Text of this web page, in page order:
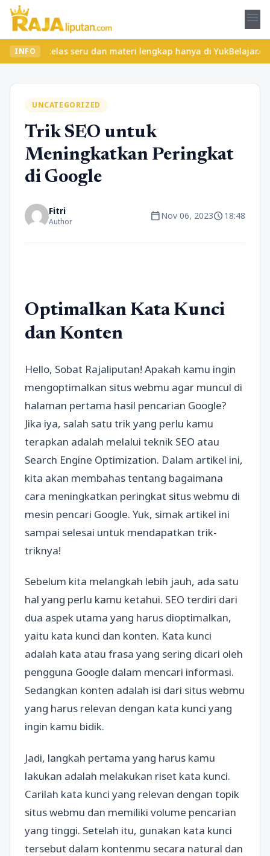
menu
INFOseru dan materi lengkap hanya di YukBelajar.com.
UNCATEGORIZED
Trik SEO untuk
Meningkatkan Peringkat
di Google
Fitri
Author calendar_todayNov 06, 2023schedule18:48
Optimalkan Kata Kunci
dan Konten
Hello, Sobat Rajaliputan! Apakah kamu ingin
mengoptimalkan situs webmu agar muncul di
halaman pertama hasil pencarian Google?
Jika iya, salah satu trik yang perlu kamu
terapkan adalah melalui teknik SEO atau
Search Engine Optimization. Dalam artikel ini,
kita akan membahas tentang bagaimana
cara meningkatkan peringkat situs webmu di
mesin pencari Google. Yuk, simak artikel ini
sampai selesai untuk mendapatkan trik-
triknya!
Sebelum kita melangkah lebih jauh, ada satu
hal yang perlu kamu ketahui. SEO terdiri dari
dua aspek utama yang harus dioptimalkan,
yaitu kata kunci dan konten. Kata kunci
adalah kata atau frasa yang sering dicari oleh
pengguna Google dalam mencari informasi.
Sedangkan konten adalah isi dari situs webmu
yang harus relevan dengan kata kunci yang
ingin kamu bidik.
Jadi, langkah pertama yang harus kamu
lakukan adalah melakukan riset kata kunci.
Carilah kata kunci yang relevan dengan topik
situs webmu dan memiliki volume pencarian
yang tinggi. Setelah itu, gunakan kata kunci
tersebut dalam kontenmu secara natural dan